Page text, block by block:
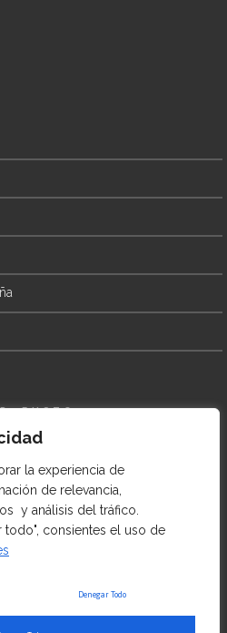
la experiencia de
de relevancia,
y análisis del tráfico.
todo", consientes el uso de
Denegar Todo
BUSTO
Izq, 15004 A Coruña